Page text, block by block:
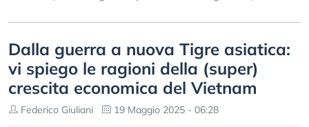
Dalla guerra a nuova Tigre asiatica:
vi spiego le ragioni della (super)
crescita economica del Vietnam
Federico Giuliani 19 Maggio 2025 - 06:28